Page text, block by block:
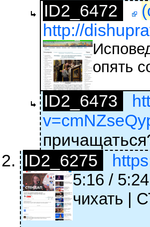
ID2_6472
http://
опять
ID2_6473
ID2_6275
5:16 /
чихать |